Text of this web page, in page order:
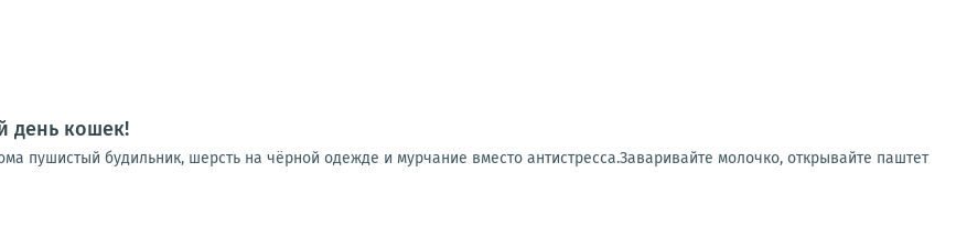
день кошек!
пушистый будильник, шерсть на чёрной одежде и мурчание вместо антистресса.Заваривайте молочко, открывайте паштет